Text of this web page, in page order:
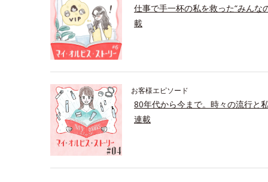
仕事で手一杯の私を救った“みんな
載
お客様エピソード
80年代から今まで。時々の流行と
連載